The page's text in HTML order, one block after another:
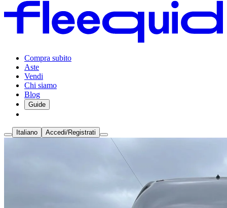
Compra subito
Aste
Vendi
Chi siamo
Blog
Guide
Italiano Accedi/Registrati